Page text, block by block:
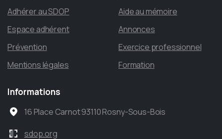
Adhérer au SDOP
Espace adhérent
Prévention
Mentions légales
Aide au mémoire
Annonces
Exercice professionnel
Formation
Informations
16 Place Carnot 93110 Rosny-Sous-Bois
sdop.org